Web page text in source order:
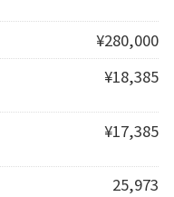
¥280,000
¥18,385
¥17,385
25,973